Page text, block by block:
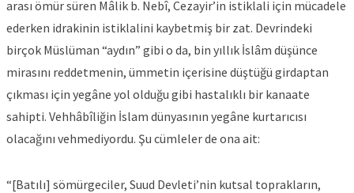
arası ömür süren Mâlik b. Nebî, Cezayir’in istiklali için mücadele
ederken idrakinin istiklalini kaybetmiş bir zat. Devrindeki
birçok Müslüman “aydın” gibi o da, bin yıllık İslâm düşünce
mirasını reddetmenin, ümmetin içerisine düştüğü girdaptan
çıkması için yegâne yol olduğu gibi hastalıklı bir kanaate
sahipti. Vehhâbîliğin İslam dünyasının yegâne kurtarıcısı
olacağını vehmediyordu. Şu cümleler de ona ait:
“[Batılı] sömürgeciler, Suud Devleti’nin kutsal toprakların,